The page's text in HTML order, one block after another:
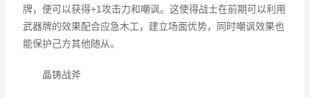
牌，便可以获得+1攻击力和嘲讽。这使得战士在前期可以利用
武器牌的效果配合应急木工，建立场面优势，同时嘲讽效果也
能保护己方其他随从。
晶铸战斧